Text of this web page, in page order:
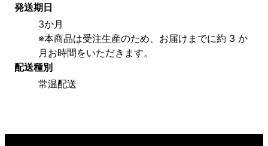
発送期日
3か月
※本商品は受注生産のため、お届けまでに約 3 か
月お時間をいただきます。
配送種別
常温配送